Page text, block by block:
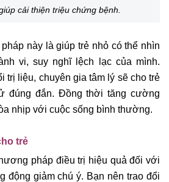
cải thiện triệu chứng bệnh.
này là giúp trẻ nhỏ có thể nhìn
vi, suy nghĩ lệch lạc của mình.
trị liệu, chuyên gia tâm lý sẽ cho trẻ
đúng đắn. Đồng thời tăng cường
nhịp với cuộc sống bình thường.
trẻ
pháp điều trị hiệu quả đối với
động giảm chú ý. Bạn nên trao đổi